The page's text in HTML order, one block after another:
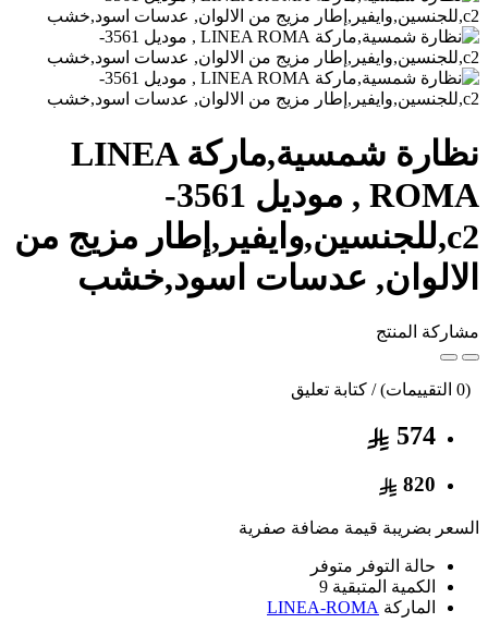
نظارة شمسية,ماركة LINEA
ROMA , موديل 3561-
c2,للجنسين,وايفير,إطار مزيج من
الالوان, عدسات اسود,خشب
مشاركة المنتج
(0 التقييمات) / كتابة تعليق
574
820
السعر بضريبة قيمة مضافة صفرية
حالة التوفر متوفر
الكمية المتبقية 9
الماركة LINEA-ROMA